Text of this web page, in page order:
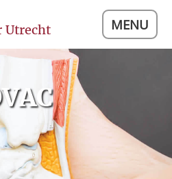
Utrecht
MENU